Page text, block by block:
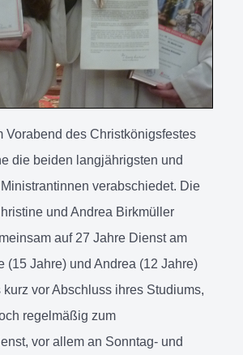
Vorabend des Christkönigsfestes
die beiden langjährigsten und
verabschiedet. Die
und Andrea Birkmüller
auf 27 Jahre Dienst am
(15 Jahre) und Andrea (12 Jahre)
vor Abschluss ihres Studiums,
regelmäßig zum
vor allem an Sonntag- und